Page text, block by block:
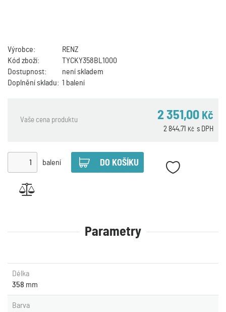
Výrobce:
RENZ
Kód zboží:
TYCKY358BL1000
Dostupnost:
není skladem
Doplnění skladu: 1 balení
Vaše cena produktu 2 351,00 Kč
s DPH
2 844,71 Kč
balení
Parametry
Délka
358 mm
Barva